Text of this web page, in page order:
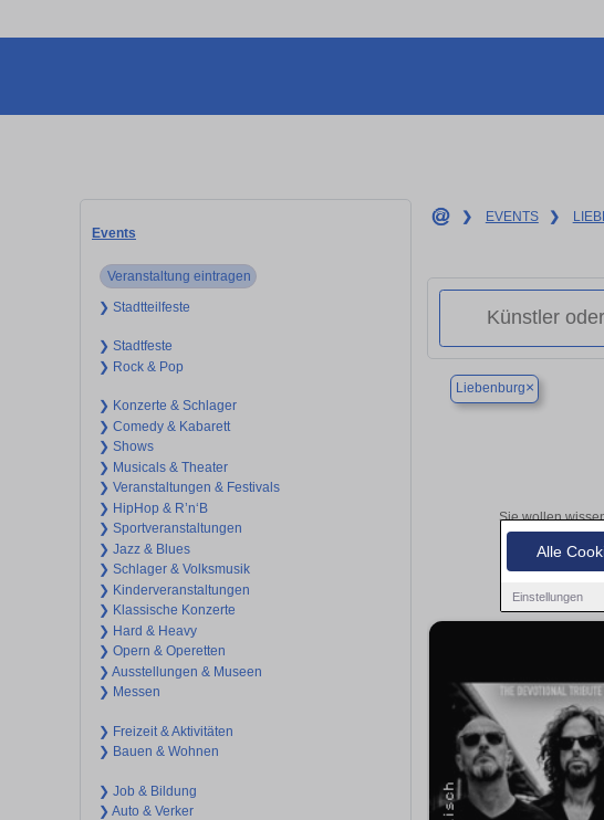
Alle
Einstellungen
Events
Veranstaltung eintragen
❯ Stadtteilfeste
❯ Stadtfeste
❯ Rock & Pop
❯ Konzerte & Schlager
❯ Comedy & Kabarett
❯ Shows
❯ Musicals & Theater
❯ Veranstaltungen & Festivals
❯ HipHop & R’n‘B
❯ Sportveranstaltungen
❯ Jazz & Blues
❯ Schlager & Volksmusik
❯ Kinderveranstaltungen
❯ Klassische Konzerte
❯ Hard & Heavy
❯ Opern & Operetten
❯ Ausstellungen & Museen
❯ Messen
❯ Freizeit & Aktivitäten
❯ Bauen & Wohnen
❯ Job & Bildung
❯ Auto & Verker
❯ EVENTS ❯
Liebenburg×
Sie wollen